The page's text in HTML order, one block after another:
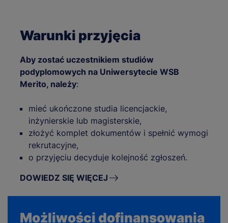
Warunki przyjęcia
Aby zostać uczestnikiem studiów
podyplomowych na Uniwersytecie WSB
Merito, należy:
mieć ukończone studia licencjackie,
inżynierskie lub magisterskie,
złożyć komplet dokumentów i spełnić wymogi
rekrutacyjne,
o przyjęciu decyduje kolejność zgłoszeń.
DOWIEDZ SIĘ WIĘCEJ
Możliwości dofinansowania